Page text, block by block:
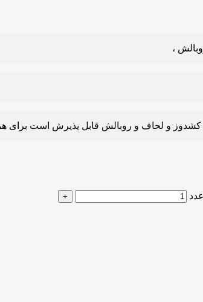
قابل پذیرش است برای هماهنگی جهت سفارش